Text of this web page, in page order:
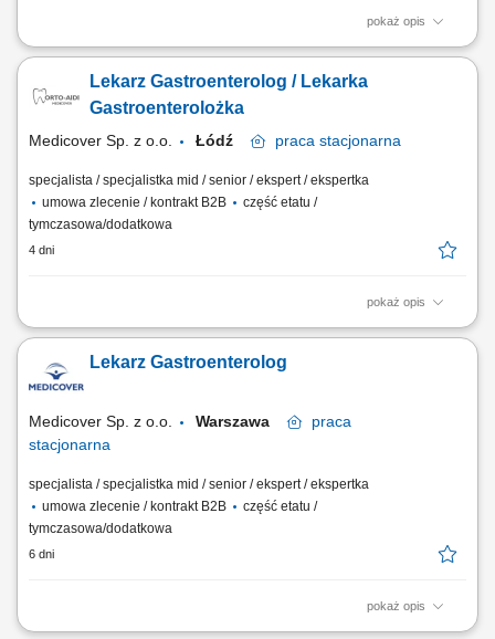
pokaż opis
Zadania: Opieka kliniczna nad Pacjentem, w tym prowadzenie
wysokich standardów i procedur medycznych w placówce.
Lekarz Gastroenterolog / Lekarka
Gastroenterolożka
Medicover Sp. z o.o. Łódź praca stacjonarna
specjalista / specjalistka mid / senior / ekspert / ekspertka
umowa zlecenie / kontrakt B2B
część etatu /
tymczasowa/dodatkowa
4 dni
pokaż opis
Zadania: Opieka kliniczna nad Pacjentem, w tym prowadzenie
wysokich standardów i procedur medycznych w placówce.
Lekarz Gastroenterolog
Medicover Sp. z o.o. Warszawa
praca
stacjonarna
specjalista / specjalistka mid / senior / ekspert / ekspertka
umowa zlecenie / kontrakt B2B
część etatu /
tymczasowa/dodatkowa
6 dni
pokaż opis
Twoje zadania: opieka nad Pacjentem; dbałość o wysokie standardy